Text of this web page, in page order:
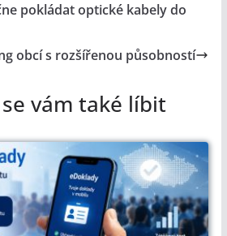
pokládat optické kabely do
obcí s rozšířenou působností
vám také líbit